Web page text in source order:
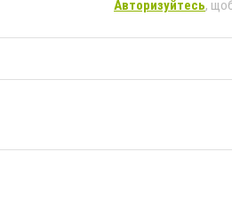
Авторизуйтесь,